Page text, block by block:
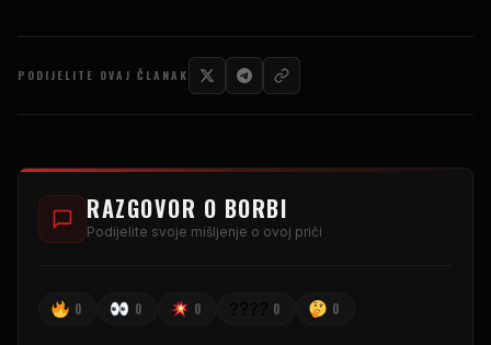
PODIJELITE OVAJ ČLANAK
RAZGOVOR O BORBI
Podijelite svoje mišljenje o ovoj priči
0 0 0 0 0